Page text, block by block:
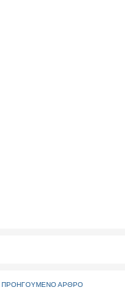
ΠΡΟΗΓΟΥΜΕΝΟ ΑΡΘΡΟ